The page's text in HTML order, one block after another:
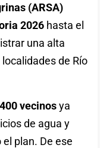
(ARSA)
2026 hasta el
una alta
de Río
vecinosya
de agua y
plan. De ese